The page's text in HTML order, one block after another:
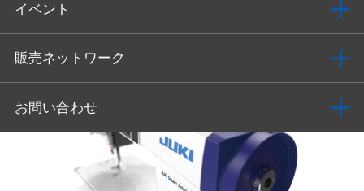
イベント
販売ネットワーク
お問い合わせ